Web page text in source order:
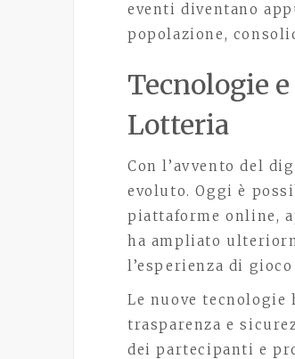
eventi diventano
popolazione,
Tecnologie
Lotteria
Con l’avvento del
evoluto. Oggi è
piattaforme online,
ha ampliato
l’esperienza di
Le nuove tecnologie
trasparenza e
dei partecipanti e